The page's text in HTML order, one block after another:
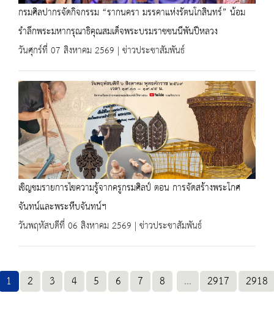
กรมศิลปากรจัดกิจกรรม “รากนครา มรรคาแห่งรัตนโกสินทร์” น้อม
รำลึกพระมหากรุณาธิคุณสมเด็จพระบรมราชชนนีพันปีหลวง
วันศุกร์ที่ 07 สิงหาคม 2569 | ข่าวประชาสัมพันธ์
เชิญชมรายการไขความรู้จากครูกรมศิลป์ ตอน การจัดสร้างพระโกศ
จันทน์และพระหีบจันทน์ฯ
วันพฤหัสบดีที่ 06 สิงหาคม 2569 | ข่าวประชาสัมพันธ์
1 2 3 4 5 6 7 8 ... 2917 2918